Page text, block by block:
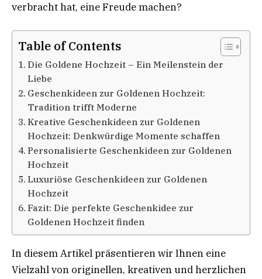
verbracht hat, eine Freude machen?
Table of Contents
Die Goldene Hochzeit – Ein Meilenstein der
Liebe
Geschenkideen zur Goldenen Hochzeit:
Tradition trifft Moderne
Kreative Geschenkideen zur Goldenen
Hochzeit: Denkwürdige Momente schaffen
Personalisierte Geschenkideen zur Goldenen
Hochzeit
Luxuriöse Geschenkideen zur Goldenen
Hochzeit
Fazit: Die perfekte Geschenkidee zur
Goldenen Hochzeit finden
In diesem Artikel präsentieren wir Ihnen eine
Vielzahl von originellen, kreativen und herzlichen